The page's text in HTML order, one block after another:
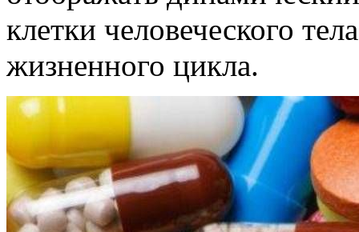
клетки человеческого
жизненного цикла.